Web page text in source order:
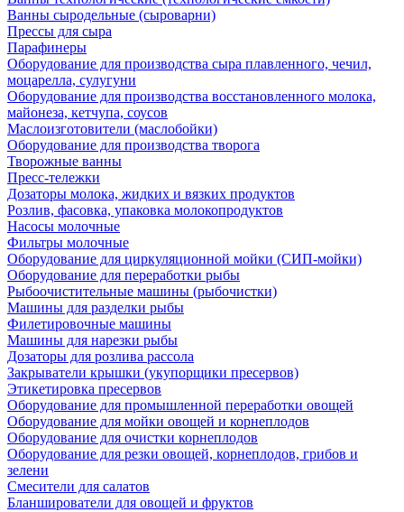
Ванны сыродельные (сыроварни)
Прессы для сыра
Парафинеры
Оборудование для производства сыра плавленного, чечил,
моцарелла, сулугуни
Оборудование для производства восстановленного молока,
майонеза, кетчупа, соусов
Маслоизготовители (маслобойки)
Оборудование для производства творога
Творожные ванны
Пресс-тележки
Дозаторы молока, жидких и вязких продуктов
Розлив, фасовка, упаковка молокопродуктов
Насосы молочные
Фильтры молочные
Оборудование для циркуляционной мойки (СИП-мойки)
Оборудование для переработки рыбы
Рыбоочистительные машины (рыбочистки)
Машины для разделки рыбы
Филетировочные машины
Машины для нарезки рыбы
Дозаторы для розлива рассола
Закрыватели крышки (укупорщики пресервов)
Этикетировка пресервов
Оборудование для промышленной переработки овощей
Оборудование для мойки овощей и корнеплодов
Оборудование для очистки корнеплодов
Оборудование для резки овощей, корнеплодов, грибов и
зелени
Смесители для салатов
Бланширователи для овощей и фруктов